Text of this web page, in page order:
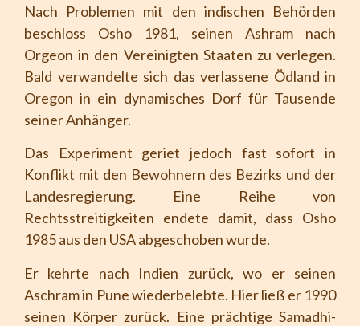
Nach Problemen mit den indischen Behörden
beschloss Osho 1981, seinen Ashram nach
Orgeon in den Vereinigten Staaten zu verlegen.
Bald verwandelte sich das verlassene Ödland in
Oregon in ein dynamisches Dorf für Tausende
seiner Anhänger.
Das Experiment geriet jedoch fast sofort in
Konflikt mit den Bewohnern des Bezirks und der
Landesregierung. Eine Reihe von
Rechtsstreitigkeiten endete damit, dass Osho
1985 aus den USA abgeschoben wurde.
Er kehrte nach Indien zurück, wo er seinen
Aschram in Pune wiederbelebte. Hier ließ er 1990
seinen Körper zurück. Eine prächtige Samadhi-